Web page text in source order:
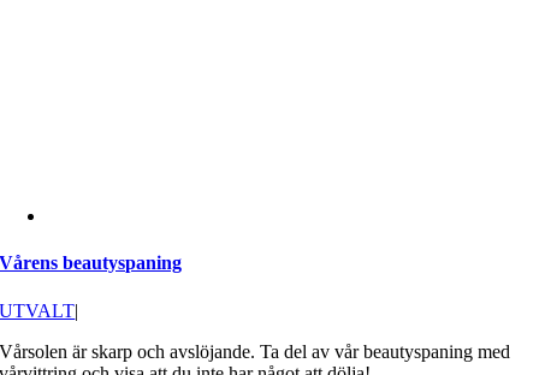
Vårens beautyspaning
UTVALT|
Vårsolen är skarp och avslöjande. Ta del av vår beautyspaning med